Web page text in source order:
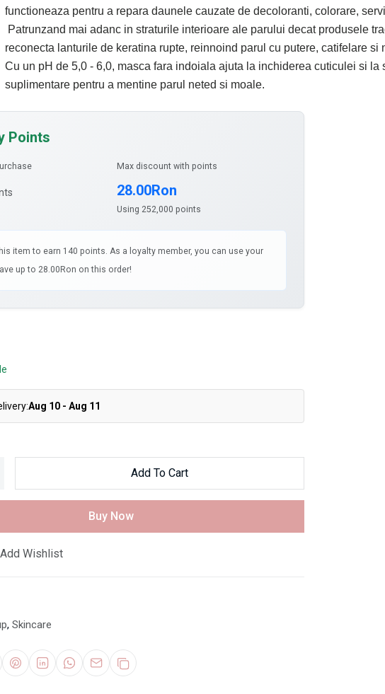
functioneaza pentru a repara daunele cauzate de decoloranti, colorare,
Patrunzand mai adanc in straturile interioare ale parului decat produsele
reconecta lanturile de keratina rupte, reinnoind parul cu putere, catifelare
Cu un pH de 5,0 - 6,0, masca fara indoiala ajuta la inchiderea cuticulei si
suplimentare pentru a mentine parul neted si moale.
Points
Max discount with points
28.00Ron
Using 252,000 points
item to earn 140 points. As a loyalty member, you can use your
up to 28.00Ron on this order!
Aug 10 - Aug 11
Add To Cart
Buy Now
Add Wishlist
, Skincare